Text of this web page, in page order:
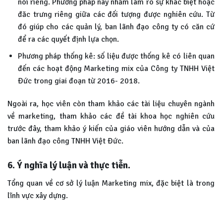
đăc trưng riêng giữa các đối tượng được nghiên cứu. Từ
đó giúp cho các quản lý, ban lãnh đạo công ty có căn cứ
để ra các quyết định lựa chọn.
Phương pháp thống kê: số liệu được thống kê có liên quan
đến các hoạt động Marketing mix của Công ty TNHH Việt
Đức trong giai đoạn từ 2016- 2018.
Ngoài ra, học viên còn tham khảo các tài liệu chuyên ngành
về marketing, tham khảo các đề tài khoa học nghiên cứu
trước đây, tham khảo ý kiến của giáo viên hướng dẫn và của
ban lãnh đạo công TNHH Việt Đức.
6. Ý nghĩa lý luận và thực tiễn.
Tổng quan về cơ sở lý luận Marketing mix, đặc biệt là trong
lĩnh vực xây dựng.